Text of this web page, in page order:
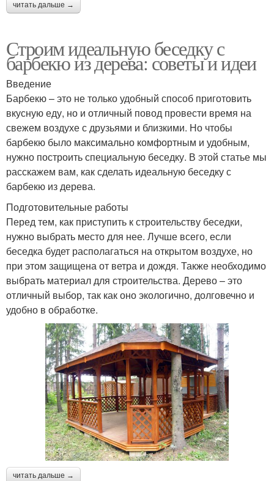
читать дальше →
Строим идеальную беседку с
барбекю из дерева: советы и идеи
Введение
Барбекю – это не только удобный способ приготовить
вкусную еду, но и отличный повод провести время на
свежем воздухе с друзьями и близкими. Но чтобы
барбекю было максимально комфортным и удобным,
нужно построить специальную беседку. В этой статье мы
расскажем вам, как сделать идеальную беседку с
барбекю из дерева.
Подготовительные работы
Перед тем, как приступить к строительству беседки,
нужно выбрать место для нее. Лучше всего, если
беседка будет располагаться на открытом воздухе, но
при этом защищена от ветра и дождя. Также необходимо
выбрать материал для строительства. Дерево – это
отличный выбор, так как оно экологично, долговечно и
удобно в обработке.
читать дальше →